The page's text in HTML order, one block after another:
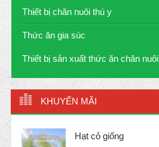
Thiết bị chăn nuôi thú y
Thức ăn gia súc
Thiết bị sản xuất thức ăn chăn nuôi
KHUYẾN MÃI
Hạt cỏ giống